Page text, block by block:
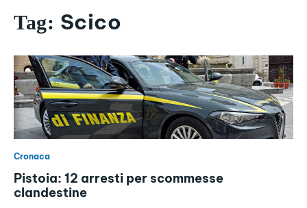
Tag: Scico
Cronaca
Pistoia: 12 arresti per scommesse
clandestine